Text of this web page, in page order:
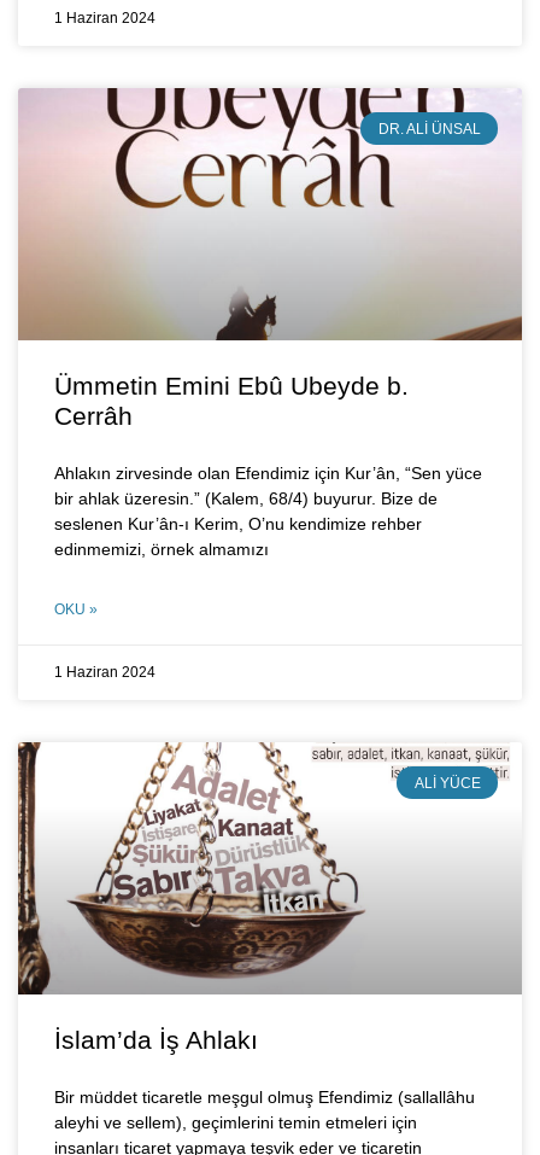
1 Haziran 2024
DR. ALI ÜNSAL
Ümmetin Emini Ebû Ubeyde b.
Cerrâh
Ahlakın zirvesinde olan Efendimiz için Kur’ân, “Sen yüce
bir ahlak üzeresin.” (Kalem, 68/4) buyurur. Bize de
seslenen Kur’ân-ı Kerim, O’nu kendimize rehber
edinmemizi, örnek almamızı
OKU »
1 Haziran 2024
ALI YÜCE
İslam’da İş Ahlakı
Bir müddet ticaretle meşgul olmuş Efendimiz (sallallâhu
aleyhi ve sellem), geçimlerini temin etmeleri için
insanları ticaret yapmaya teşvik eder ve ticaretin